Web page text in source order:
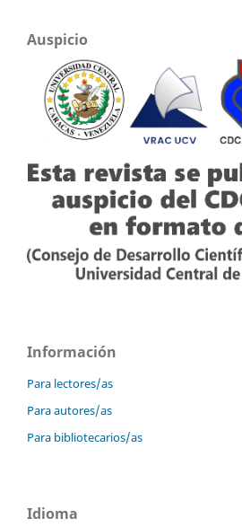
Auspicio
Información
Para lectores/as
Para autores/as
Para bibliotecarios/as
Idioma